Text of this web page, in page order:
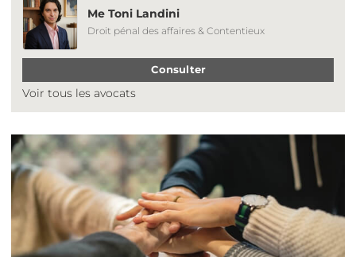
Me Toni Landini
Droit pénal des affaires & Contentieux
Consulter
Voir tous les avocats